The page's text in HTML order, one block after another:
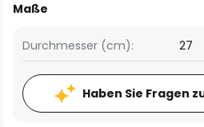
Maße
Durchmesser (cm): 27
Haben Sie Fragen